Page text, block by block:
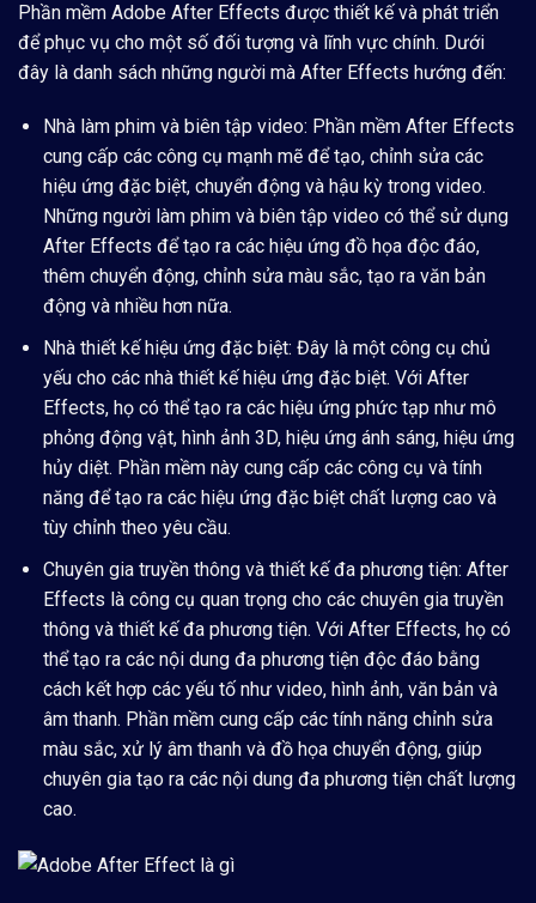
Phần mềm Adobe After Effects được thiết kế và phát triển
để phục vụ cho một số đối tượng và lĩnh vực chính. Dưới
đây là danh sách những người mà After Effects hướng đến:
Nhà làm phim và biên tập video: Phần mềm After Effects
cung cấp các công cụ mạnh mẽ để tạo, chỉnh sửa các
hiệu ứng đặc biệt, chuyển động và hậu kỳ trong video.
Những người làm phim và biên tập video có thể sử dụng
After Effects để tạo ra các hiệu ứng đồ họa độc đáo,
thêm chuyển động, chỉnh sửa màu sắc, tạo ra văn bản
động và nhiều hơn nữa.
Nhà thiết kế hiệu ứng đặc biệt: Đây là một công cụ chủ
yếu cho các nhà thiết kế hiệu ứng đặc biệt. Với After
Effects, họ có thể tạo ra các hiệu ứng phức tạp như mô
phỏng động vật, hình ảnh 3D, hiệu ứng ánh sáng, hiệu ứng
hủy diệt. Phần mềm này cung cấp các công cụ và tính
năng để tạo ra các hiệu ứng đặc biệt chất lượng cao và
tùy chỉnh theo yêu cầu.
Chuyên gia truyền thông và thiết kế đa phương tiện: After
Effects là công cụ quan trọng cho các chuyên gia truyền
thông và thiết kế đa phương tiện. Với After Effects, họ có
thể tạo ra các nội dung đa phương tiện độc đáo bằng
cách kết hợp các yếu tố như video, hình ảnh, văn bản và
âm thanh. Phần mềm cung cấp các tính năng chỉnh sửa
màu sắc, xử lý âm thanh và đồ họa chuyển động, giúp
chuyên gia tạo ra các nội dung đa phương tiện chất lượng
cao.